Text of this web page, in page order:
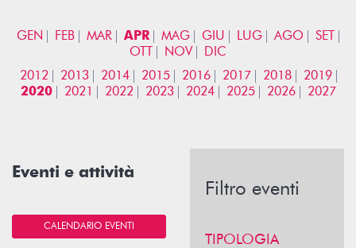
GEN FEB MAR APR MAG GIU LUG AGO
SET
OTT
NOV
DIC
2012
2013 2014 2015 2016 2017 2018
2019
2020
2021 2022 2023 2024 2025 2026 2027
Eventi e attività
CALENDARIO EVENTI
Filtro eventi
TIPOLOGIA